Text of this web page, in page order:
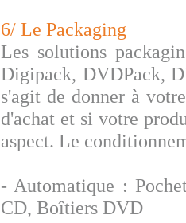
6/ Le Packaging
Les solutions
Digipack, DVDPack,
s'agit de donner à
d'achat et si votre
aspect. Le
- Automatique :
CD, Boîtiers DVD